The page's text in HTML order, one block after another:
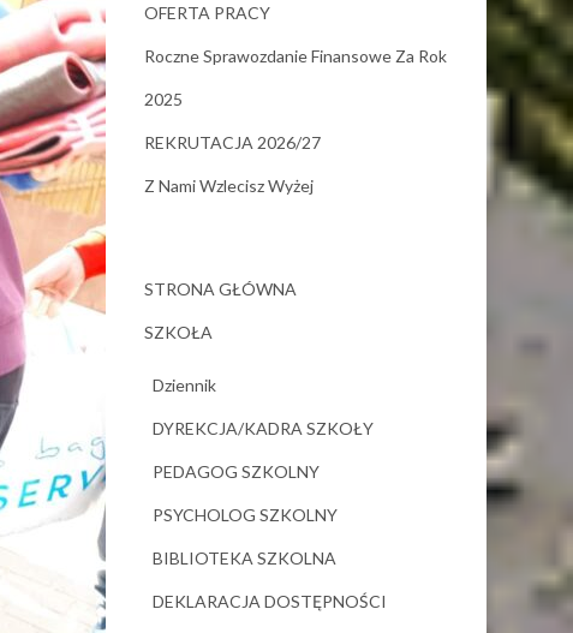
OFERTA PRACY
Roczne Sprawozdanie Finansowe Za Rok
2025
REKRUTACJA 2026/27
Z Nami Wzlecisz Wyżej
STRONA GŁÓWNA
SZKOŁA
Dziennik
DYREKCJA/KADRA SZKOŁY
PEDAGOG SZKOLNY
PSYCHOLOG SZKOLNY
BIBLIOTEKA SZKOLNA
DEKLARACJA DOSTĘPNOŚCI